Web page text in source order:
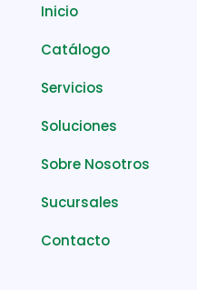
Inicio
Catálogo
Servicios
Soluciones
Sobre Nosotros
Sucursales
Contacto